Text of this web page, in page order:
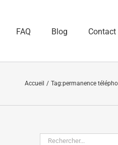
FAQ Blog Contact
Accueil Tag:permanence
Rechercher: